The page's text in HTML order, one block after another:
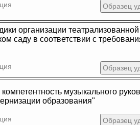
Образец
организации театрализованной
саду в соответствии с
Образец
музыкального
образования"
Образец